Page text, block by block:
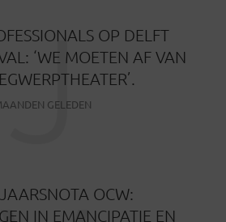
OP DELFT
‘WE MOETEN AF VAN
GELEDEN
J
OCW:
IN EMANCIPATIE EN